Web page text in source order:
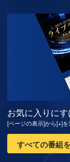
観る
お気に入りに
[ページの表示]から[+]
すべての番組